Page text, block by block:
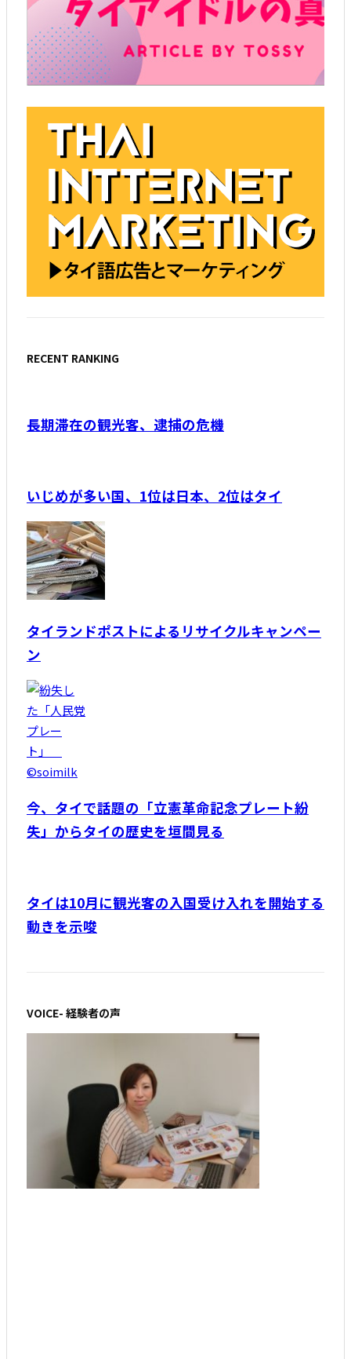
RECENT RANKING
長期滞在の観光客、逮捕の危機
いじめが多い国、1位は日本、2位はタイ
タイランドポストによるリサイクルキャンペー
ン
今、タイで話題の「立憲革命記念プレート紛
失」からタイの歴史を垣間見る
タイは10月に観光客の入国受け入れを開始する
動きを示唆
VOICE- 経験者の声